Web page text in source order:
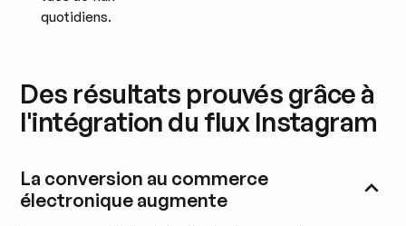
quotidiens.
Des résultats prouvés grâce à
l'intégration du flux Instagram
La conversion au commerce
électronique augmente